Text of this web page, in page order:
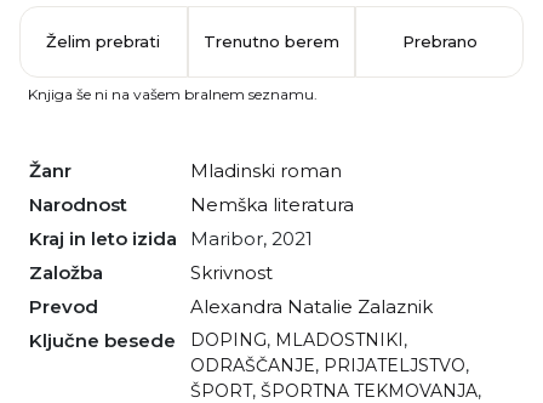
Žanr
mladinski roman
Narodnost
nemška literatura
Kraj in leto izida
Maribor, 2021
Založba
Skrivnost
Prevod
Alexandra Natalie Zalaznik
Ključne besede
DOPING, MLADOSTNIKI,
ODRAŠČANJE, PRIJATELJSTVO,
ŠPORT, ŠPORTNA TEKMOVANJA,
Želim prebrati Trenutno berem Prebrano
Knjiga še ni na vašem bralnem seznamu.